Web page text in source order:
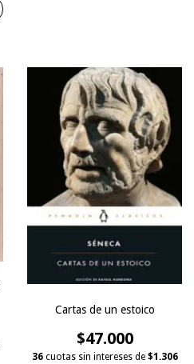
Cartas de un estoico
$47.000
36 cuotas sin intereses de $1.306